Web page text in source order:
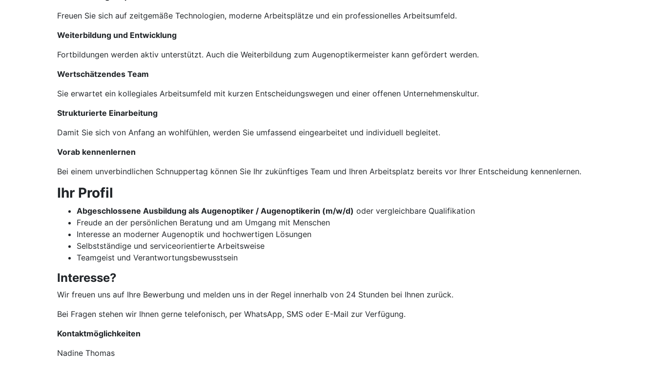
Freuen Sie sich auf zeitgemäße Technologien, moderne Arbeitsplätze und ein professionelles Arbeitsumfeld.
Weiterbildung und Entwicklung
Fortbildungen werden aktiv unterstützt. Auch die Weiterbildung zum Augenoptikermeister kann gefördert werden.
Wertschätzendes Team
Sie erwartet ein kollegiales Arbeitsumfeld mit kurzen Entscheidungswegen und einer offenen Unternehmenskultur.
Strukturierte Einarbeitung
Damit Sie sich von Anfang an wohlfühlen, werden Sie umfassend eingearbeitet und individuell begleitet.
Vorab kennenlernen
Bei einem unverbindlichen Schnuppertag können Sie Ihr zukünftiges Team und Ihren Arbeitsplatz bereits vor Ihrer Entscheidung kennenlernen.
Ihr Profil
Abgeschlossene Ausbildung als Augenoptiker / Augenoptikerin (m/w/d) oder vergleichbare Qualifikation
Freude an der persönlichen Beratung und am Umgang mit Menschen
Interesse an moderner Augenoptik und hochwertigen Lösungen
Selbstständige und serviceorientierte Arbeitsweise
Teamgeist und Verantwortungsbewusstsein
Interesse?
Wir freuen uns auf Ihre Bewerbung und melden uns in der Regel innerhalb von 24 Stunden bei Ihnen zurück.
Bei Fragen stehen wir Ihnen gerne telefonisch, per WhatsApp, SMS oder E-Mail zur Verfügung.
Kontaktmöglichkeiten
Nadine Thomas